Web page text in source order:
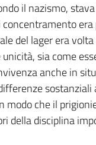
il nazismo,
del lager era volta
sia come
anche in
sostanziali
modo che il
della disciplina